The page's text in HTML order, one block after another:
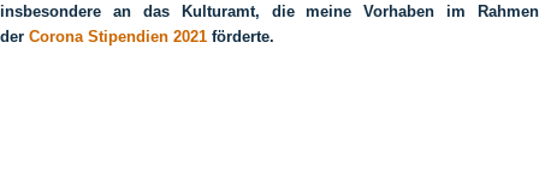
insbesondere an das Kulturamt, die meine Vorhaben im Rahmen
der Corona Stipendien 2021 förderte.